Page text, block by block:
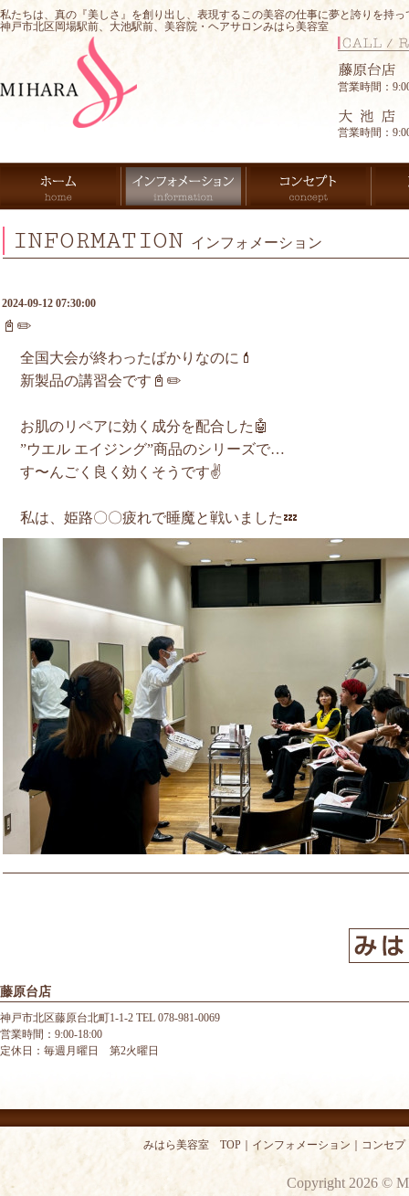
私たちは、真の『美しさ』を創り出し、表現するこの美容の仕事に夢と誇りを持
神戸市北区岡場駅前、大池駅前、美容院・ヘアサロンみはら美容室
営業時間：
営業時間：
INFORMATION インフォメーション
2024-09-12 07:30:00
📓✏️
全国大会が終わったばかりなのに💄
新製品の講習会です📓✏️
お肌のリペアに効く成分を配合した🤖
”ウエル エイジング”商品のシリーズで…
す〜んごく良く効くそうです✌️
私は、姫路〇〇疲れで睡魔と戦いました💤
藤原台店
神戸市北区藤原台北町1-1-2 TEL 078-981-0069
営業時間：9:00-18:00
定休日：毎週月曜日 第2火曜日
みはら美容室 TOP インフォメーション コンセプ
Copyright 2026 ©